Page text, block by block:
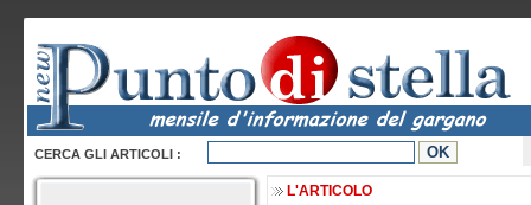
CERCA GLI ARTICOLI :
L'ARTICOLO